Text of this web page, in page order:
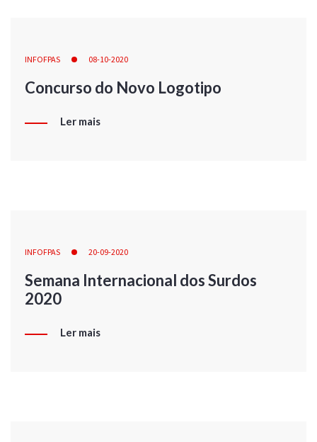
INFOFPAS 08-10-2020
Concurso do Novo Logotipo
Ler mais
INFOFPAS 20-09-2020
Semana Internacional dos Surdos
2020
Ler mais